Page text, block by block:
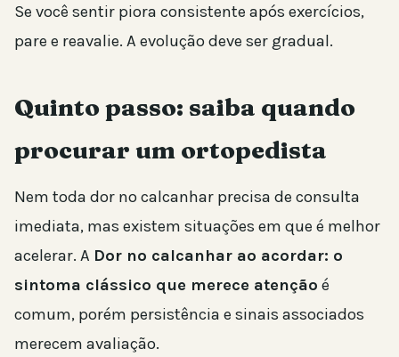
Se você sentir piora consistente após exercícios,
pare e reavalie. A evolução deve ser gradual.
Quinto passo: saiba quando
procurar um ortopedista
Nem toda dor no calcanhar precisa de consulta
imediata, mas existem situações em que é melhor
acelerar. A Dor no calcanhar ao acordar: o
sintoma clássico que merece atenção é
comum, porém persistência e sinais associados
merecem avaliação.